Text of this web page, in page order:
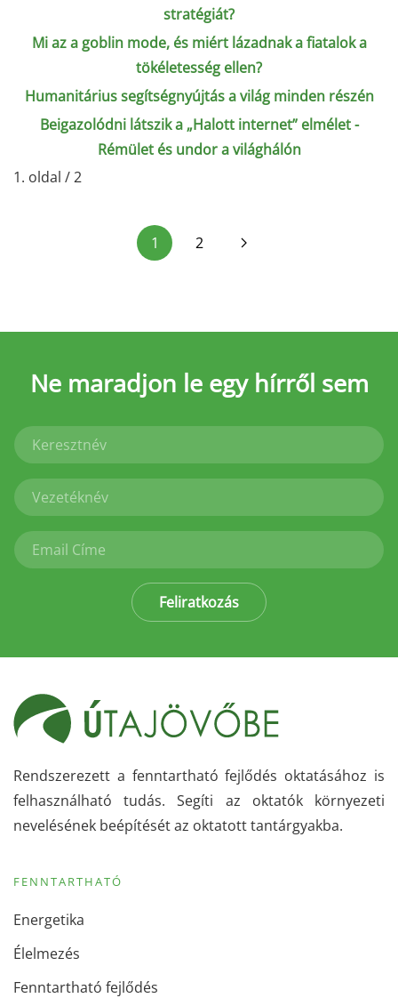
stratégiát?
Mi az a goblin mode, és miért lázadnak a fiatalok a
tökéletesség ellen?
Humanitárius segítségnyújtás a világ minden részén
Beigazolódni látszik a „Halott internet” elmélet -
Rémület és undor a világhálón
1. oldal / 2
1 2
Ne maradjon le egy hírről sem
Feliratkozás
Rendszerezett a fenntartható fejlődés oktatásához is
felhasználható tudás. Segíti az oktatók környezeti
nevelésének beépítését az oktatott tantárgyakba.
FENNTARTHATÓ
Energetika
Élelmezés
Fenntartható fejlődés